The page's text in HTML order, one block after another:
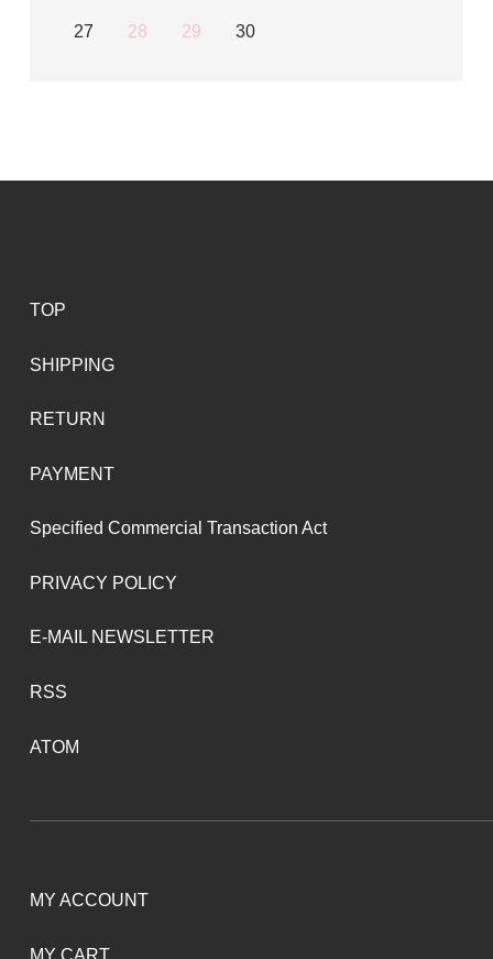
27 28 29 30
TOP
SHIPPING
RETURN
PAYMENT
Specified Commercial Transaction Act
PRIVACY POLICY
E-MAIL NEWSLETTER
RSS
ATOM
MY ACCOUNT
MY CART